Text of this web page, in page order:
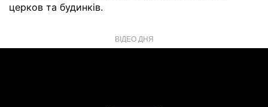
церков та будинків.
ВІДЕО ДНЯ